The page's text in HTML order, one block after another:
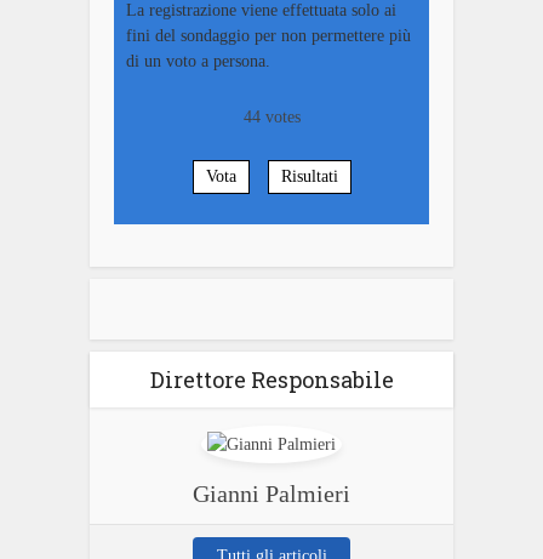
La registrazione viene effettuata solo ai
fini del sondaggio per non permettere più
di un voto a persona.
44votes
Vota Risultati
Direttore Responsabile
Gianni Palmieri